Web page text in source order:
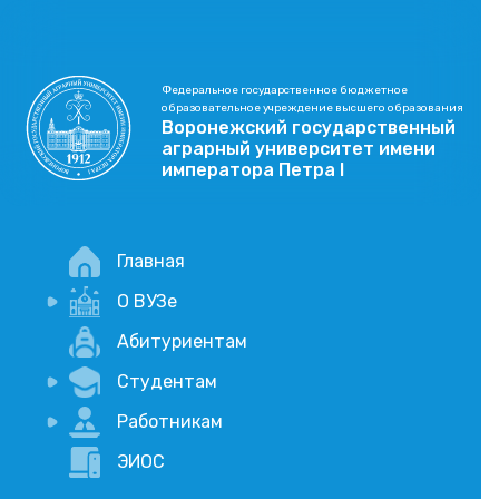
Федеральное государственное бюджетное
образовательное учреждение высшего образования
Воронежский государственный
аграрный университет имени
императора Петра I
Главная
О ВУЗе
Новости
Учебный процесс
Научная деятельность
Абитуриентам
Студентам
Портал дистанционого обучения
Академические отпуска
Работникам
Внимание, опрос!
ЭИОС